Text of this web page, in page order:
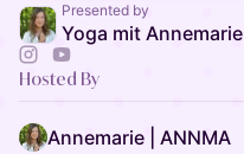
Presented by
Yoga mit Annemarie
Hosted By
Annemarie | ANNMA